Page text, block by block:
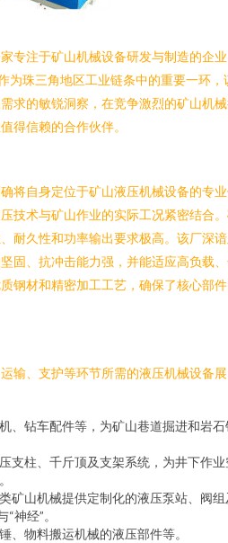
专注于矿山机械设备研发与制造的企业
珠三角地区工业链条中的重要一环，
求的敏锐洞察，在竞争激烈的矿山机
得信赖的合作伙伴。
将自身定位于矿山液压机械设备的专
技术与矿山作业的实际工况紧密结合
耐久性和功率输出要求极高。该厂深
固、抗冲击能力强，并能适应高负载
钢材和精密加工工艺，确保了核心部
输、支护等环节所需的液压机械设备展
、钻车配件等，为矿山巷道掘进和岩石
支柱、千斤顶及支架系统，为井下作业
矿山机械提供定制化的液压泵站、阀组
神经”。
、物料搬运机械的液压部件等。